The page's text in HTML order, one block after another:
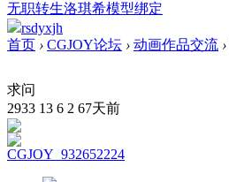
无职转生洛琪希模型绑定
rsdyxjh
首页 › CGJOY论坛 › 动画作品交流 ›
求问
2933 13 6 2 67天前
CGJOY_932652224